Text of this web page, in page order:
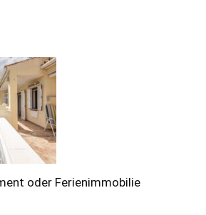
oder Ferienimmobilie